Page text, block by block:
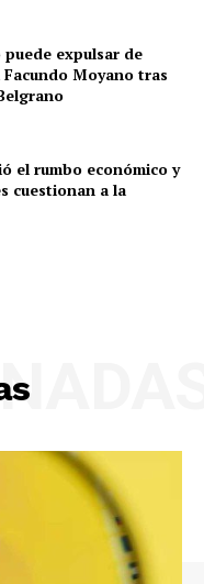
expulsar de
Moyano tras
el rumbo económico y
cuestionan a la